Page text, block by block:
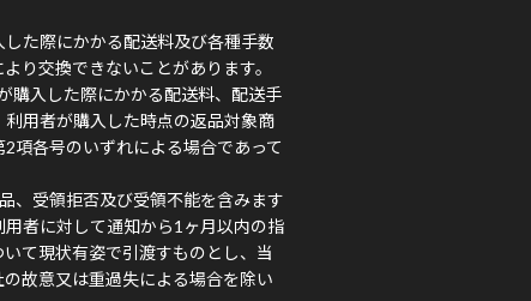
た際にかかる配送料及び各種手数
り交換できないことがあります。
購入した際にかかる配送料、配送手
用者が購入した時点の返品対象商
項各号のいずれによる場合であって
、受領拒否及び受領不能を含みます
者に対して通知から1ヶ月以内の指
て現状有姿で引渡すものとし、当
故意又は重過失による場合を除い